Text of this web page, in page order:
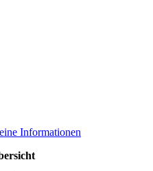
Informationen